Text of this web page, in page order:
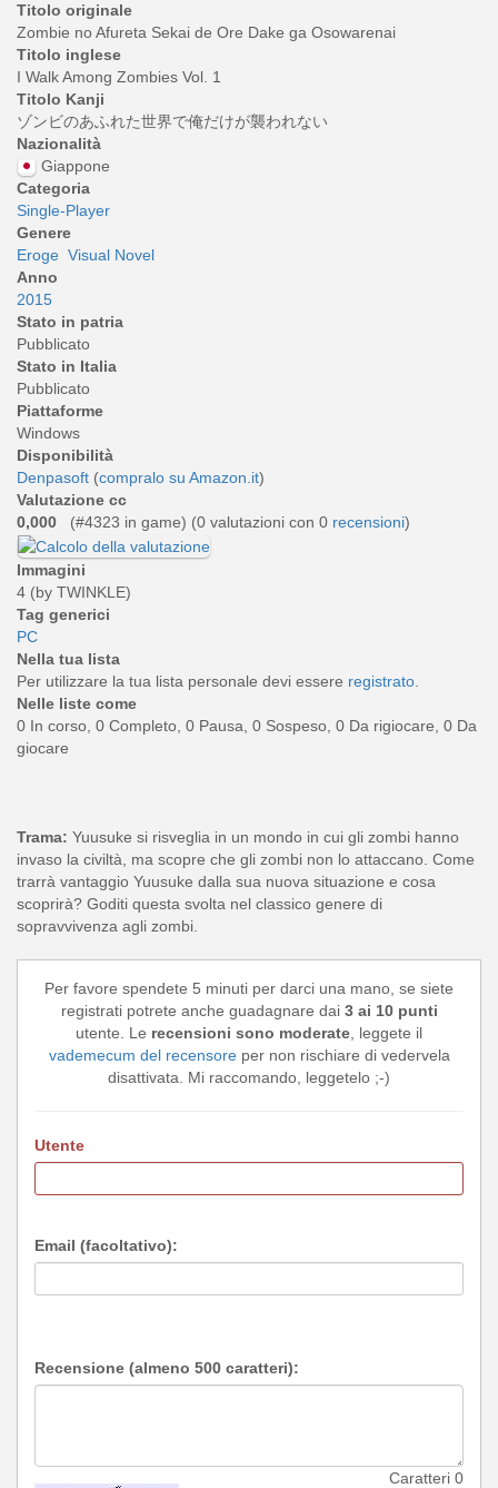
Titolo originale
Zombie no Afureta Sekai de Ore Dake ga Osowarenai
Titolo inglese
I Walk Among Zombies Vol. 1
Titolo Kanji
ゾンビのあふれた世界で俺だけが襲われない
Nazionalità
Giappone
Categoria
Single-Player
Genere
Eroge Visual Novel
Anno
2015
Stato in patria
Pubblicato
Stato in Italia
Pubblicato
Piattaforme
Windows
Disponibilità
Denpasoft (compralo su Amazon.it)
Valutazione cc
0,000
(#4323 in game) (0 valutazioni con 0 recensioni)
Immagini
4 (by TWINKLE)
Tag generici
PC
Nella tua lista
Per utilizzare la tua lista personale devi essere registrato
Nelle liste come
0 In corso, 0 Completo, 0 Pausa, 0 Sospeso, 0 Da rigiocare, 0 Da
giocare
Trama: Yuusuke si risveglia in un mondo in cui gli zombi hanno
invaso la civiltà, ma scopre che gli zombi non lo attaccano. Come
trarrà vantaggio Yuusuke dalla sua nuova situazione e cosa
scoprirà? Goditi questa svolta nel classico genere di
sopravvivenza agli zombi.
Per favore spendete 5 minuti per darci una mano, se siete
registrati potrete anche guadagnare dai 3 ai 10 punti
utente. Le recensioni sono moderate , leggete il
vademecum del recensoreper non rischiare di vedervela
disattivata. Mi raccomando, leggetelo ;-)
Utente
Email (facoltativo):
Recensione (almeno 500 caratteri):
Caratteri 0